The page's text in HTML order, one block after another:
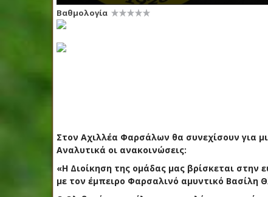
Βαθμολογία
Στον Αχιλλέα Φαρσάλων θα συνεχίσουν για
Αναλυτικά οι ανακοινώσεις:
«Η Διοίκηση της ομάδας μας βρίσκεται
με τον έμπειρο Φαρσαλινό αμυντικό Βασίλη